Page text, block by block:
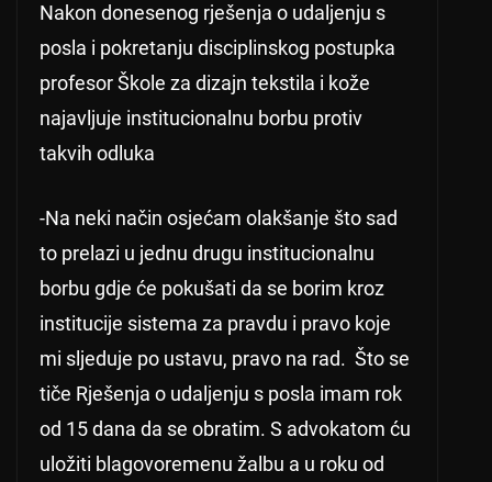
Nakon donesenog rješenja o udaljenju s
posla i pokretanju disciplinskog postupka
profesor Škole za dizajn tekstila i kože
najavljuje institucionalnu borbu protiv
takvih odluka
-Na neki način osjećam olakšanje što sad
to prelazi u jednu drugu institucionalnu
borbu gdje će pokušati da se borim kroz
institucije sistema za pravdu i pravo koje
mi sljeduje po ustavu, pravo na rad. Što se
tiče Rješenja o udaljenju s posla imam rok
od 15 dana da se obratim. S advokatom ću
uložiti blagovoremenu žalbu a u roku od